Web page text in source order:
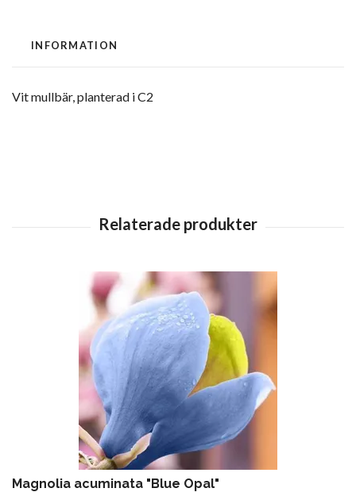
INFORMATION
Vit mullbär, planterad i C2
Magnolia acuminata "Blue Opal"